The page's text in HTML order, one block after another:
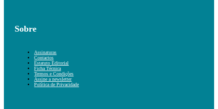
Sobre
Assinaturas
Contactos
Estatuto Editorial
Ficha Técnica
Termos e Condições
Assine a newsletter
Política de Privacidade